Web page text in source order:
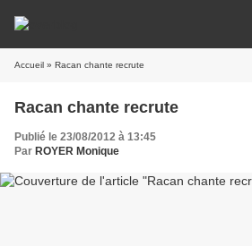
Accueil » Racan chante recrute
Racan chante recrute
Publié le 23/08/2012 à 13:45
Par ROYER Monique